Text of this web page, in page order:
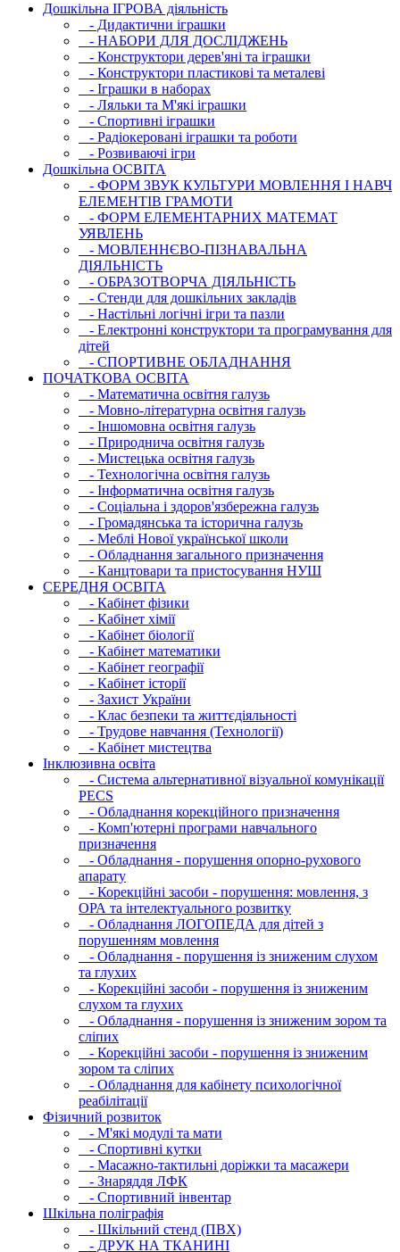
Дошкільна ІГРОВА діяльність
- Дидактични іграшки
- НАБОРИ ДЛЯ ДОСЛІДЖЕНЬ
- Конструктори дерев'яні та іграшки
- Конструктори пластикові та металеві
- Іграшки в наборах
- Ляльки та М'які іграшки
- Спортивні іграшки
- Радіокеровані іграшки та роботи
- Розвиваючі ігри
Дошкільна ОСВIТА
- ФОРМ ЗВУК КУЛЬТУРИ МОВЛЕННЯ І НАВЧ
ЕЛЕМЕНТІВ ГРАМОТИ
- ФОРМ ЕЛЕМЕНТАРНИХ МАТЕМАТ
УЯВЛЕНЬ
- МОВЛЕННЄВО-ПІЗНАВАЛЬНА
ДІЯЛЬНІСТЬ
- ОБРАЗОТВОРЧА ДІЯЛЬНІСТЬ
- Стенди для дошкільних закладів
- Настільні логічні ігри та пазли
- Електронні конструктори та програмування для
дітей
- СПОРТИВНЕ ОБЛАДНАННЯ
ПОЧАТКОВА ОСВIТА
- Математична освітня галузь
- Мовно-літературна освітня галузь
- Iншомовна освітня галузь
- Природнича освітня галузь
- Мистецька освітня галузь
- Технологічна освітня галузь
- Інфopматична освітня галузь
- Соціальна і здоров'язбережна галузь
- Громадянська та історична галузь
- Меблі Нової української школи
- Обладнання загального призначення
- Канцтовари та пристосування НУШ
СЕРЕДНЯ ОСВIТА
- Кабінет фізики
- Кабінет хімії
- Кабінет біології
- Кабінет математики
- Кабінет географії
- Кабінет історії
- Захист України
- Клас безпеки та життєдіяльності
- Трудове навчання (Технології)
- Кабінет мистецтва
Інклюзивна освіта
- Система альтернативної візуальної комунікації
PECS
- Обладнання корекційного призначення
- Комп'ютерні програми навчального
призначення
- Обладнання - порушення опорно-рухового
апарату
- Корекційні засоби - порушення: мовлення, з
ОРА та інтелектуального розвитку
- Обладнання ЛОГОПЕДА для дітей з
порушенням мовлення
- Обладнання - порушення із зниженим слухом
та глухих
- Корекційні засоби - порушення із зниженим
слухом та глухих
- Обладнання - порушення із зниженим зором та
сліпих
- Корекційні засоби - порушення із зниженим
зором та сліпих
- Обладнання для кабінету психологічної
реабілітації
Фізичний розвиток
- М'які модулi та мати
- Спортивні кутки
- Масажно-тактильні доріжки та масажери
- Знаряддя ЛФК
- Спортивний інвентар
Шкільна поліграфія
- Шкільний стенд (ПВХ)
- ДРУК НА ТКАНИНІ